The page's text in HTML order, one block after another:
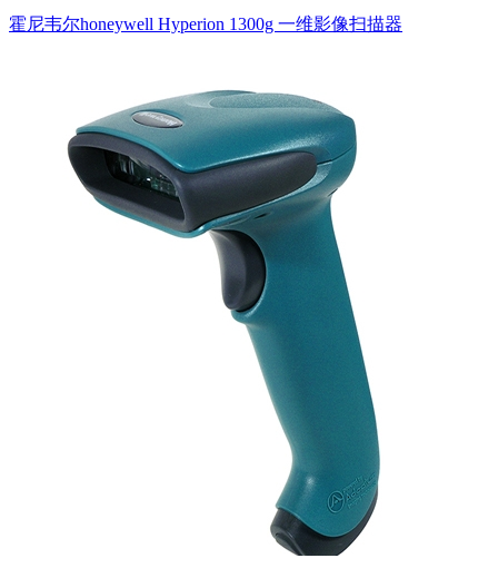
霍尼韦尔honeywell Hyperion 1300g 一维影像扫描器